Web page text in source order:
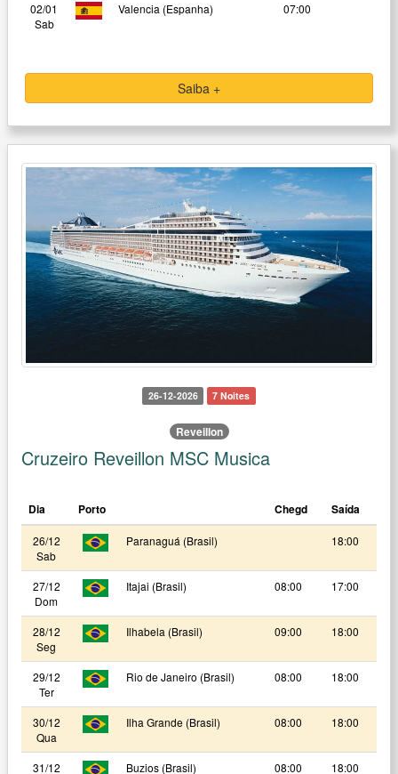
02/01
Sab
Valencia (Espanha) 07:00
Saiba +
26-12-2026 7 Noites
Reveillon
Cruzeiro Reveillon MSC Musica
Dia Porto Chegd Saída
26/12
Sab
Paranaguá (Brasil) 18:00
27/12
Dom
Itajai (Brasil) 08:00 17:00
28/12
Seg
Ilhabela (Brasil) 09:00 18:00
29/12
Ter
Rio de Janeiro (Brasil) 08:00 18:00
30/12
Qua
Ilha Grande (Brasil) 08:00 18:00
31/12
Buzios (Brasil) 08:00 18:00